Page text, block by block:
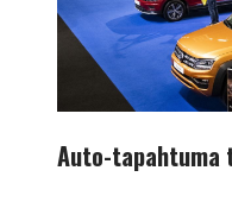
Auto-tapahtuma